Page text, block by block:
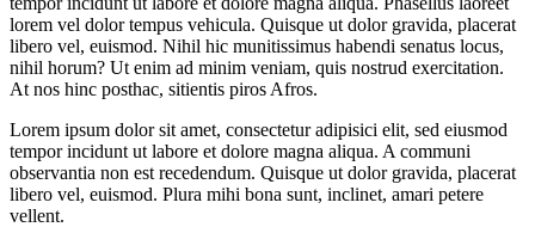
lorem vel dolor tempus vehicula. Quisque ut dolor gravida, placerat
libero vel, euismod. Nihil hic munitissimus habendi senatus locus,
nihil horum? Ut enim ad minim veniam, quis nostrud exercitation.
At nos hinc posthac, sitientis piros Afros.
Lorem ipsum dolor sit amet, consectetur adipisici elit, sed eiusmod
tempor incidunt ut labore et dolore magna aliqua. A communi
observantia non est recedendum. Quisque ut dolor gravida, placerat
libero vel, euismod. Plura mihi bona sunt, inclinet, amari petere
vellent.